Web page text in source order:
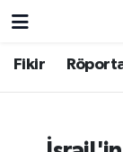
Fikir Fikir
Fikir
Nöbetçi